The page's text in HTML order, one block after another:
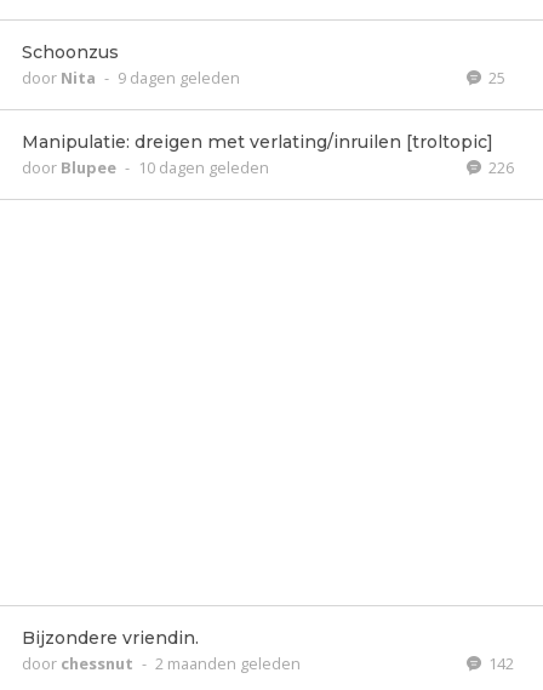
Schoonzus
door Nita - 9 dagen geleden 25
Manipulatie: dreigen met verlating/inruilen [troltopic]
door Blupee - 10 dagen geleden 226
Bijzondere vriendin.
door chessnut - 2 maanden geleden 142